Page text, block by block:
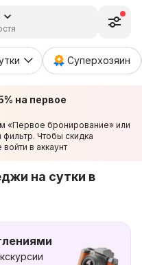
Суперхозяин
на первое
«Первое бронирование» или
фильтр. Чтобы скидка
в аккаунт
на сутки в